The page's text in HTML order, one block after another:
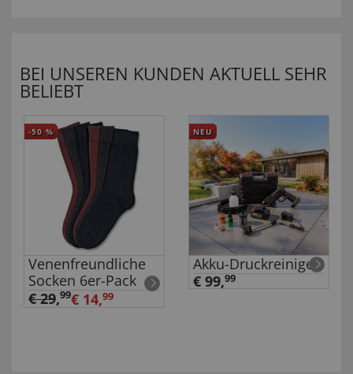
BEI UNSEREN KUNDEN AKTUELL SEHR
BELIEBT
-50 %
Venenfreundliche
Socken 6er-Pack
€ 29,99€ 14,99
NEU
Akku-Druckreiniger
€ 99,99